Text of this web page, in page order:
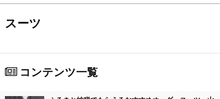
スーツ
コンテンツ一覧